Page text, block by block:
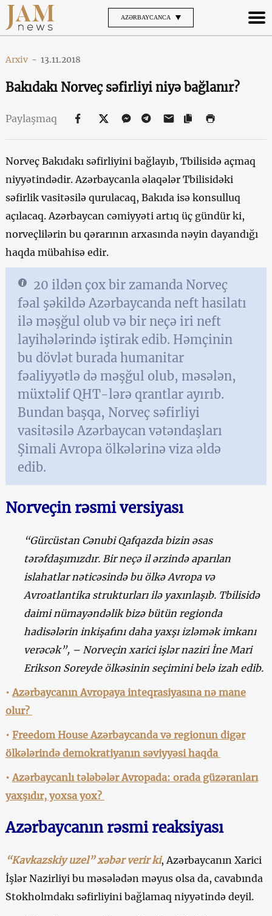
AZƏRBAYCANCA
Arxiv - 13.11.2018
Bakıdakı Norveç səfirliyi niyə bağlanır?
Paylaşmaq
Norveç Bakıdakı səfirliyini bağlayıb, Tbilisidə açmaq
niyyətindədir. Azərbaycanla əlaqələr Tbilisidəki
səfirlik vasitəsilə qurulacaq, Bakıda isə konsulluq
açılacaq. Azərbaycan cəmiyyəti artıq üç gündür ki,
norveçlilərin bu qərarının arxasında nəyin dayandığı
haqda mübahisə edir.
20 ildən çox bir zamanda Norveç
fəal şəkildə Azərbaycanda neft hasilatı
ilə məşğul olub və bir neçə iri neft
layihələrində iştirak edib. Həmçinin
bu dövlət burada humanitar
fəaliyyətlə də məşğul olub, məsələn,
müxtəlif QHT-lərə qrantlar ayırıb.
Bundan başqa, Norveç səfirliyi
vasitəsilə Azərbaycan vətəndaşları
Şimali Avropa ölkələrinə viza əldə
edib.
Norveçin rəsmi versiyası
“Gürcüstan Cənubi Qafqazda bizin əsas
tərəfdaşımızdır. Bir neçə il ərzində aparılan
islahatlar nəticəsində bu ölkə Avropa və
Avroatlantika strukturları ilə yaxınlaşıb. Tbilisidə
daimi nümayəndəlik bizə bütün regionda
hadisələrin inkişafını daha yaxşı izləmək imkanı
verəcək”, – Norveçin xarici işlər naziri İne Mari
Erikson Soreyde ölkəsinin seçimini belə izah edib.
• Azərbaycanın Avropaya inteqrasiyasına nə mane
olur?
• Freedom House Azərbaycanda və regionun digər
ölkələrində demokratiyanın səviyyəsi haqda
• Azərbaycanlı tələbələr Avropada: orada güzəranları
yaxşıdır, yoxsa yox?
Azərbaycanın rəsmi reaksiyası
“Kavkazskiy uzel” xəbər verir ki, Azərbaycanın Xarici
İşlər Nazirliyi bu məsələdən məyus olsa da, cavabında
Stokholmdakı səfirliyini bağlamaq niyyətində deyil.